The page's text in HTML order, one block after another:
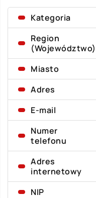
Kategoria
Region
(Województwo)
Miasto
Adres
E-mail
Numer
telefonu
Adres
internetowy
NIP